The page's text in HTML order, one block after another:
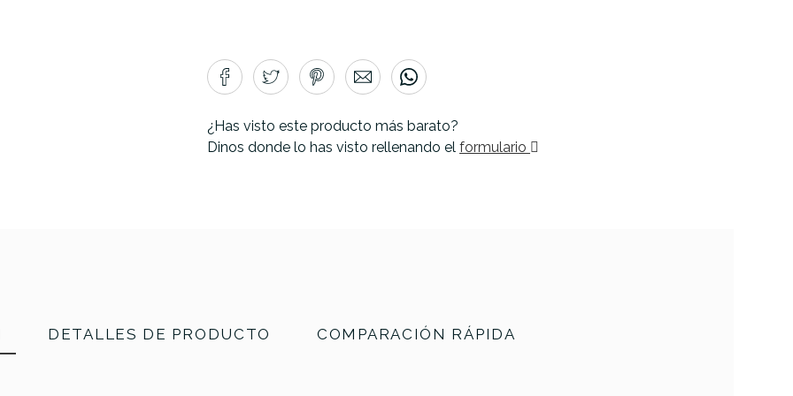
¿Has visto este producto más barato?
Dinos donde lo has visto rellenando el formulario
DETALLES DE PRODUCTO COMPARACIÓN RÁPIDA